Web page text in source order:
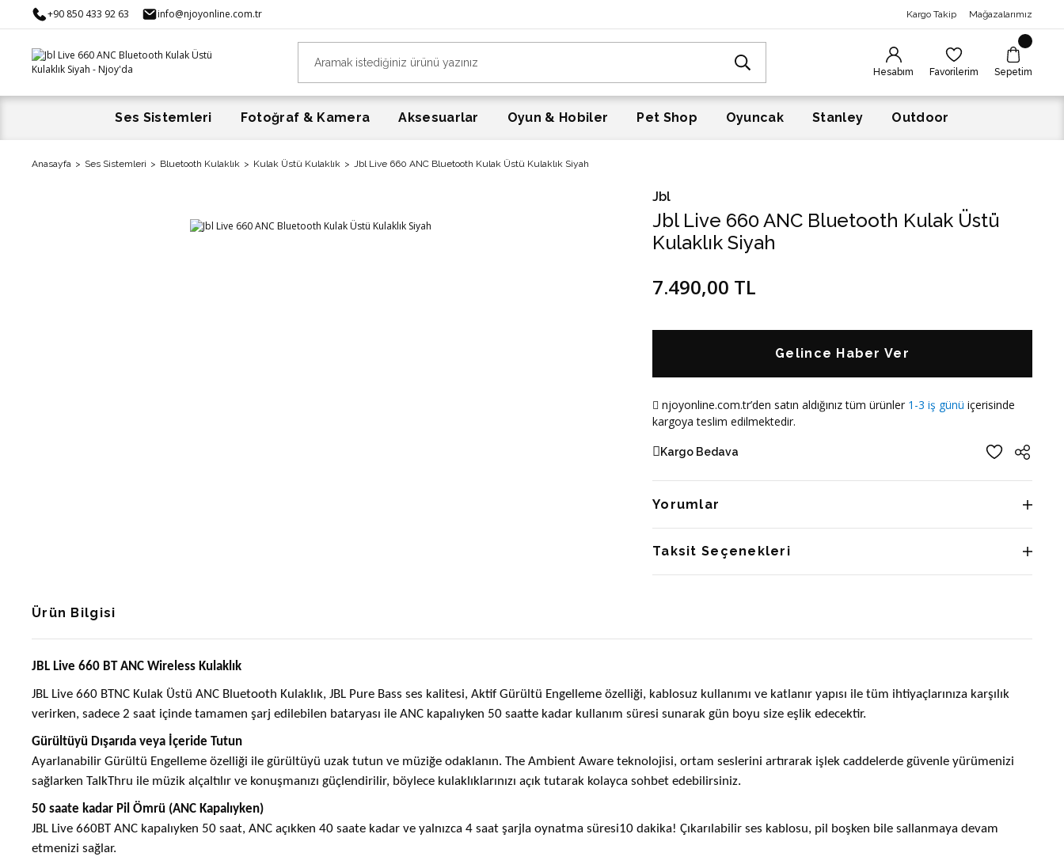
+90 850 433 92 63 info@njoyonline.com.tr Kargo Takip Mağazalarımız
Hesabım Favorilerim Sepetim
Ses Sistemleri Fotoğraf & Kamera Aksesuarlar Oyun & Hobiler Pet Shop Oyuncak Stanley Outdoor
Anasayfa Ses Sistemleri Bluetooth Kulaklık Kulak Üstü Kulaklık Jbl Live 660 ANC Bluetooth Kulak Üstü Kulaklık Siyah
Jbl
Jbl Live 660 ANC Bluetooth Kulak Üstü
Kulaklık Siyah
7.490,00 TL
Gelince Haber Ver
njoyonline.com.tr’den satın aldığınız tüm ürünler 1-3 iş günü içerisinde
kargoya teslim edilmektedir.
Kargo Bedava
Yorumlar
Taksit Seçenekleri
Ürün Bilgisi
JBL Live 660 BT ANC Wireless Kulaklık
JBL Live 660 BTNC Kulak Üstü ANC Bluetooth Kulaklık, JBL Pure Bass ses kalitesi, Aktif Gürültü Engelleme özelliği, kablosuz kullanımı ve katlanır yapısı ile tüm ihtiyaçlarınıza karşılık
verirken, sadece 2 saat içinde tamamen şarj edilebilen bataryası ile ANC kapalıyken 50 saatte kadar kullanım süresi sunarak gün boyu size eşlik edecektir.
Gürültüyü Dışarıda veya İçeride Tutun
Ayarlanabilir Gürültü Engelleme özelliği ile gürültüyü uzak tutun ve müziğe odaklanın. The Ambient Aware teknolojisi, ortam seslerini artırarak işlek caddelerde güvenle yürümenizi
sağlarken TalkThru ile müzik alçaltılır ve konuşmanızı güçlendirilir, böylece kulaklıklarınızı açık tutarak kolayca sohbet edebilirsiniz.
50 saate kadar Pil Ömrü (ANC Kapalıyken)
JBL Live 660BT ANC kapalıyken 50 saat, ANC açıkken 40 saate kadar ve yalnızca 4 saat şarjla oynatma süresi10 dakika! Çıkarılabilir ses kablosu, pil boşken bile sallanmaya devam
etmenizi sağlar.